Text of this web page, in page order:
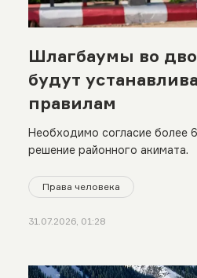
Шлагбаумы во
будут
правилам
Необходимо согласие более
решение районного акимата.
Права человека
31.07.2026, 01:28